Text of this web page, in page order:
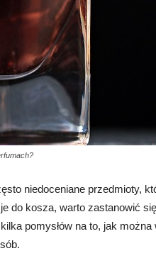
niedoceniane przedmioty,
do kosza, warto zastanowić
pomysłów na to, jak